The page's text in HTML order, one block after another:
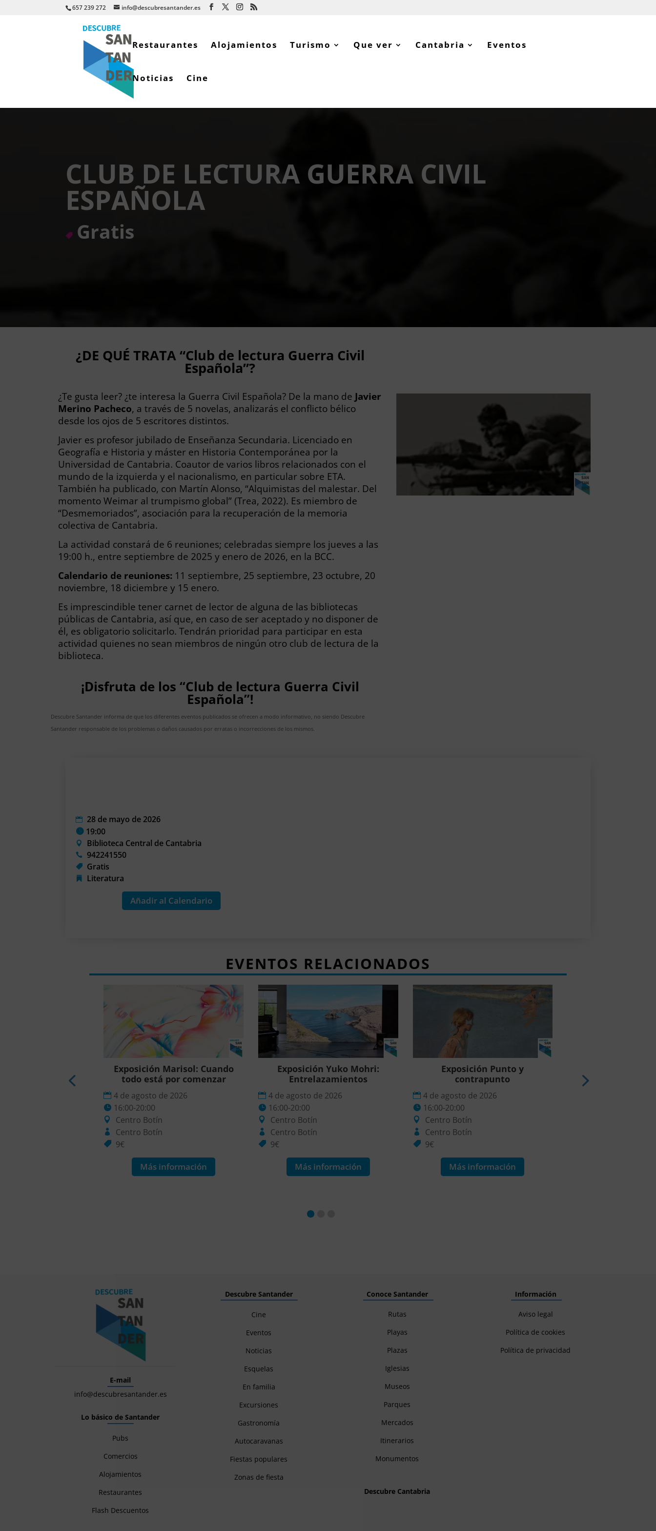
657 239 272 info@descubresantander.es
Restaurantes Alojamientos Turismo Que ver Cantabria Eventos
Noticias Cine
CLUB DE LECTURA GUERRA CIVIL
ESPAÑOLA
Gratis
¿DE QUÉ TRATA “Club de lectura Guerra Civil
Española”?
¿Te gusta leer? ¿te interesa la Guerra Civil Española? De la mano de Javier
Merino Pacheco, a través de 5 novelas, analizarás el conflicto bélico
desde los ojos de 5 escritores distintos.
Javier es profesor jubilado de Enseñanza Secundaria. Licenciado en
Geografía e Historia y máster en Historia Contemporánea por la
Universidad de Cantabria. Coautor de varios libros relacionados con el
mundo de la izquierda y el nacionalismo, en particular sobre ETA.
También ha publicado, con Martín Alonso, “Alquimistas del malestar. Del
momento Weimar al trumpismo global” (Trea, 2022). Es miembro de
“Desmemoriados”, asociación para la recuperación de la memoria
colectiva de Cantabria.
La actividad constará de 6 reuniones; celebradas siempre los jueves a las
19:00 h., entre septiembre de 2025 y enero de 2026, en la BCC.
Calendario de reuniones: 11 septiembre, 25 septiembre, 23 octubre, 20
noviembre, 18 diciembre y 15 enero.
Es imprescindible tener carnet de lector de alguna de las bibliotecas
públicas de Cantabria, así que, en caso de ser aceptado y no disponer de
él, es obligatorio solicitarlo. Tendrán prioridad para participar en esta
actividad quienes no sean miembros de ningún otro club de lectura de la
biblioteca.
¡Disfruta de los “Club de lectura Guerra Civil
Española”!
Descubre Santander informa de que los diferentes eventos publicados se ofrecen a modo informativo, no siendo Descubre
Santander responsable de los problemas o daños causados por erratas o incorrecciones de los mismos.
28 de mayo de 2026
19:00
Biblioteca Central de Cantabria
942241550
Gratis
Literatura
Añadir al Calendario
EVENTOS RELACIONADOS
por comenzar
Exposición Marisol: Cuando
todo está por comenzar
4 de agosto de 2026
16:00-20:00
Centro Botín
Centro Botín
9€
Más información
Exposición Yuko Mohri:
Entrelazamientos
4 de agosto de 2026
16:00-20:00
Centro Botín
Centro Botín
9€
Más información
Exposición Punto y
contrapunto
4 de agosto de 2026
16:00-20:00
Centro Botín
Centro Botín
9€
Más información
todo está por
E-mail
info@descubresantander.es
Lo básico de Santander
Pubs
Comercios
Alojamientos
Restaurantes
Flash Descuentos
Descubre Santander
Cine
Eventos
Noticias
Esquelas
En familia
Excursiones
Gastronomía
Autocaravanas
Fiestas populares
Zonas de fiesta
Conoce Santander
Rutas
Playas
Plazas
Iglesias
Museos
Parques
Mercados
Itinerarios
Monumentos
Descubre Cantabria
Información
Aviso legal
Política de cookies
Política de privacidad